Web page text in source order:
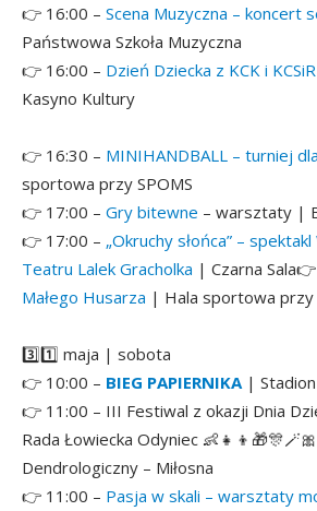
👉 16:00 – Scena Muzyczna – koncert
Państwowa Szkoła Muzyczna
👉 16:00 – Dzień Dziecka z KCK i KCSiR
Kasyno Kultury
👉 16:30 – MINIHANDBALL – turniej
sportowa przy SPOMS
👉 17:00 – Gry bitewne – warsztaty |
👉 17:00 – „Okruchy słońca” –
Teatru Lalek Gracholka | Czarna Sala👉
Małego Husarza | Hala sportowa przy
3️⃣1️⃣ maja | sobota
👉 10:00 – BIEG PAPIERNIKA |
👉 11:00 – III Festiwal z okazji Dnia
Rada Łowiecka Odyniec
Dendrologiczny – Miłosna
👉 11:00 – Pasja w skali – warsztaty